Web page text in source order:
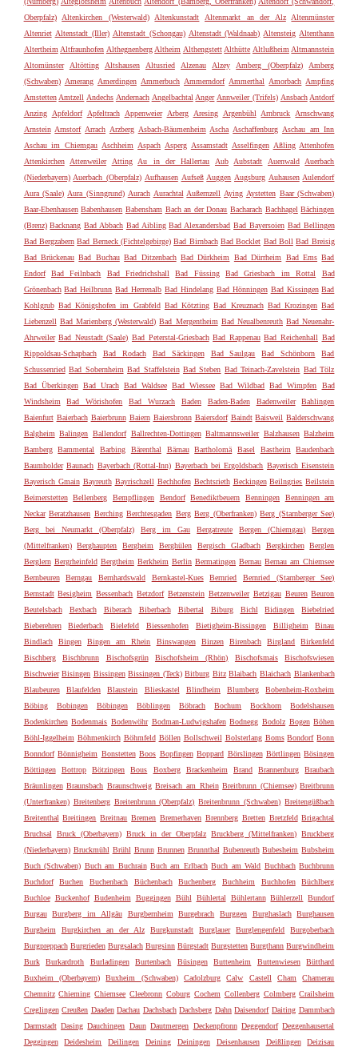
Oberpfalz)
Altenkirchen (Westerwald) Altenkunstadt Altenmarkt an der Alz
Altenmünster
Altenriet Altenstadt (Iller) Altenstadt (Schongau) Altenstadt (Waldnaab) Altensteig Altenthann
Altertheim Altfraunhofen Althegnenberg Altheim Althengstett Althütte Altlußheim Altmannstein
Altomünster
Altötting Altshausen Altusried Alzenau Alzey Amberg (Oberpfalz)
Amberg
(Schwaben) Amerang Amerdingen Ammerbuch Ammerndorf Ammerthal Amorbach Ampfing
Amstetten Amtzell Andechs Andernach Angelbachtal Anger Annweiler (Trifels) Ansbach Antdorf
Anzing
Apfeldorf Apfeltrach Appenweier Arberg Aresing Argenbühl Arnbruck
Arnschwang
Arnstein Arnstorf Arrach Arzberg Asbach-Bäumenheim Ascha Aschaffenburg Aschau am Inn
Aschau im Chiemgau Aschheim Aspach Asperg Assamstadt Asselfingen Aßling Attenhofen
Attenkirchen
Attenweiler Atting Au in der Hallertau Aub Aubstadt Auenwald
Auerbach
(Niederbayern) Auerbach (Oberpfalz) Aufhausen Aufseß Auggen Augsburg Auhausen Aulendorf
Aura (Saale) Aura (Sinngrund) Aurach Aurachtal Außernzell Aying Aystetten Baar (Schwaben)
Baar-Ebenhausen Babenhausen Babensham Bach an der Donau Bacharach Bachhagel Bächingen
(Brenz) Backnang Bad Abbach Bad Aibling Bad Alexandersbad Bad Bayersoien Bad Bellingen
Bad Bergzabern Bad Berneck (Fichtelgebirge) Bad Birnbach Bad Bocklet Bad Boll Bad Breisig
Bad Brückenau Bad Buchau Bad Ditzenbach Bad Dürkheim Bad Dürrheim Bad Ems Bad
Endorf
Bad Feilnbach Bad Friedrichshall Bad Füssing Bad Griesbach im Rottal
Bad
Grönenbach Bad Heilbrunn Bad Herrenalb Bad Hindelang Bad Hönningen Bad Kissingen Bad
Kohlgrub Bad Königshofen im Grabfeld Bad Kötzting Bad Kreuznach Bad Krozingen Bad
Liebenzell Bad Marienberg (Westerwald) Bad Mergentheim Bad Neualbenreuth Bad Neuenahr-
Ahrweiler Bad Neustadt (Saale) Bad Peterstal-Griesbach Bad Rappenau Bad Reichenhall Bad
Rippoldsau-Schapbach
Bad Rodach Bad Säckingen Bad Saulgau Bad Schönborn
Bad
Schussenried Bad Sobernheim Bad Staffelstein Bad Steben Bad Teinach-Zavelstein Bad Tölz
Bad Überkingen Bad Urach Bad Waldsee Bad Wiessee Bad Wildbad Bad Wimpfen
Bad
Windsheim
Bad Wörishofen Bad Wurzach Baden Baden-Baden Badenweiler
Bahlingen
Baienfurt Baierbach Baierbrunn Baiern Baiersbronn Baiersdorf Baindt Baisweil Balderschwang
Balgheim Balingen Ballendorf Ballrechten-Dottingen Baltmannsweiler Balzhausen Balzheim
Bamberg
Bammental Barbing Bärenthal Bärnau Bartholomä Basel Bastheim
Baudenbach
Baumholder Baunach Bayerbach (Rottal-Inn) Bayerbach bei Ergoldsbach Bayerisch Eisenstein
Bayerisch Gmain Bayreuth Bayrischzell Bechhofen Bechtsrieth Beckingen Beilngries Beilstein
Beimerstetten
Bellenberg Bempflingen Bendorf Benediktbeuern Benningen
Benningen am
Neckar Beratzhausen Berching Berchtesgaden Berg Berg (Oberfranken) Berg (Starnberger See)
Berg bei Neumarkt (Oberpfalz)
Berg im Gau Bergatreute Bergen (Chiemgau)
Bergen
(Mittelfranken)
Berghaupten Bergheim Berghülen Bergisch Gladbach Bergkirchen
Berglen
Berglern Bergrheinfeld Bergtheim Berkheim Berlin Bermatingen Bernau Bernau am Chiemsee
Bernbeuren
Berngau Bernhardswald Bernkastel-Kues Bernried
Bernried (Starnberger See)
Bernstadt Besigheim Bessenbach Betzdorf Betzenstein Betzenweiler Betzigau Beuren Beuron
Beutelsbach
Bexbach Biberach Biberbach Bibertal Biburg Bichl Bidingen
Biebelried
Bieberehren
Biederbach Bielefeld Biessenhofen Bietigheim-Bissingen Billigheim
Binau
Bindlach
Bingen Bingen am Rhein Binswangen Binzen Birenbach Birgland
Birkenfeld
Bischberg
Bischbrunn Bischofsgrün Bischofsheim (Rhön) Bischofsmais
Bischofswiesen
Bischweier Bisingen Bissingen Bissingen (Teck) Bitburg Bitz Blaibach Blaichach Blankenbach
Blaubeuren
Blaufelden Blaustein Blieskastel Blindheim Blumberg
Bobenheim-Roxheim
Böbing
Bobingen Böbingen Böblingen Böbrach Bochum Bockhorn
Bodelshausen
Bodenkirchen Bodenmais Bodenwöhr Bodman-Ludwigshafen Bodnegg Bodolz Bogen Böhen
Böhl-Iggelheim Böhmenkirch Böhmfeld Böllen Bollschweil Bolsterlang Boms Bondorf Bonn
Bonndorf Bönnigheim Bonstetten Boos Bopfingen Boppard Börslingen Börtlingen Bösingen
Böttingen
Bottrop Bötzingen Bous Boxberg Brackenheim Brand Brannenburg
Braubach
Bräunlingen Braunsbach Braunschweig Breisach am Rhein Breitbrunn (Chiemsee) Breitbrunn
(Unterfranken) Breitenberg Breitenbrunn (Oberpfalz) Breitenbrunn (Schwaben) Breitengüßbach
Breitenthal Breitingen Breitnau Bremen Bremerhaven Brennberg Bretten Bretzfeld Brigachtal
Bruchsal
Bruck (Oberbayern) Bruck in der Oberpfalz Bruckberg (Mittelfranken) Bruckberg
(Niederbayern) Bruckmühl Brühl Brunn Brunnen Brunnthal Bubenreuth Bubesheim Bubsheim
Buch (Schwaben) Buch am Buchrain Buch am Erlbach Buch am Wald Buchbach Buchbrunn
Buchdorf
Buchen Buchenbach Büchenbach Buchenberg Buchheim Buchhofen
Büchlberg
Buchloe Buckenhof Budenheim Buggingen Bühl Bühlertal Bühlertann Bühlerzell
Bundorf
Burgau
Burgberg im Allgäu Burgbernheim Burgebrach Burggen Burghaslach
Burghausen
Burgheim
Burgkirchen an der Alz Burgkunstadt Burglauer Burglengenfeld
Burgoberbach
Burgpreppach Burgrieden Burgsalach Burgsinn Bürgstadt Burgstetten Burgthann Burgwindheim
Burk
Burkardroth Burladingen Burtenbach Büsingen Buttenheim Buttenwiesen
Bütthard
Buxheim (Oberbayern)
Buxheim (Schwaben) Cadolzburg Calw Castell Cham
Chamerau
Chemnitz Chieming Chiemsee Cleebronn Coburg Cochem Collenberg Colmberg Crailsheim
Creglingen Creußen Daaden Dachau Dachsbach Dachsberg Dahn Daisendorf Daiting Dammbach
Darmstadt Dasing Dauchingen Daun Dautmergen Deckenpfronn Deggendorf Deggenhausertal
Deggingen
Deidesheim Deilingen Deining Deiningen Deisenhausen Deißlingen
Deizisau